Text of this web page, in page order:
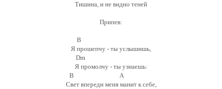
Тишина, и не видно теней
Припев:
B
Я прошепчу - ты услышишь,
Dm
Я промолчу - ты узнаешь:
B A
Свет впереди меня манит к себе,